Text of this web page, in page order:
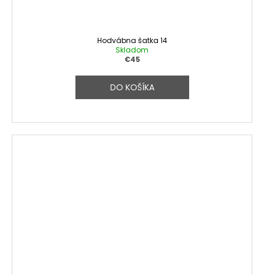
Hodvábna šatka 14
Skladom
€45
DO KOŠÍKA